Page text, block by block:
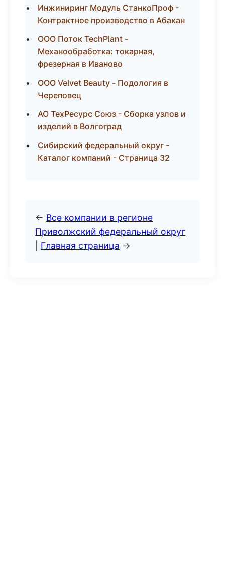
Инжиниринг Модуль СтанкоПроф -
Контрактное производство в Абакан
ООО Поток TechPlant -
Механообработка: токарная,
фрезерная в Иваново
ООО Velvet Beauty - Подология в
Череповец
АО ТехРесурс Союз - Сборка узлов и
изделий в Волгоград
Сибирский федеральный округ -
Каталог компаний - Страница 32
← Все компании в регионе
Приволжский федеральный округ
Главная страница →